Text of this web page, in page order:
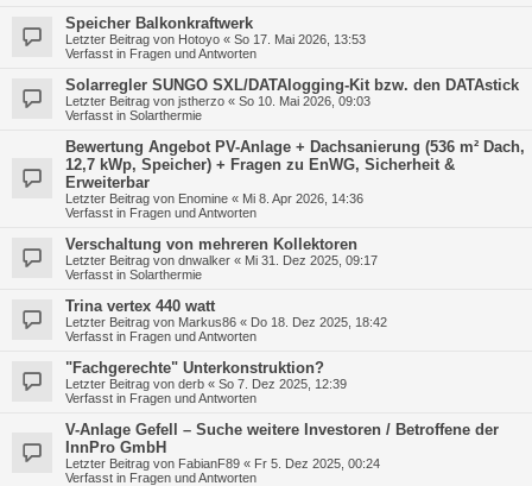
Speicher Balkonkraftwerk
Letzter Beitrag von Hotoyo « So 17. Mai 2026, 13:53
Verfasst in Fragen und Antworten
Solarregler SUNGO SXL/DATAlogging-Kit bzw. den DATAstick
Letzter Beitrag von jstherzo « So 10. Mai 2026, 09:03
Verfasst in Solarthermie
Bewertung Angebot PV-Anlage + Dachsanierung (536 m² Dach,
12,7 kWp, Speicher) + Fragen zu EnWG, Sicherheit &
Erweiterbar
Letzter Beitrag von Enomine « Mi 8. Apr 2026, 14:36
Verfasst in Fragen und Antworten
Verschaltung von mehreren Kollektoren
Letzter Beitrag von dnwalker « Mi 31. Dez 2025, 09:17
Verfasst in Solarthermie
Trina vertex 440 watt
Letzter Beitrag von Markus86 « Do 18. Dez 2025, 18:42
Verfasst in Fragen und Antworten
"Fachgerechte" Unterkonstruktion?
Letzter Beitrag von derb « So 7. Dez 2025, 12:39
Verfasst in Fragen und Antworten
V-Anlage Gefell – Suche weitere Investoren / Betroffene der
InnPro GmbH
Letzter Beitrag von FabianF89 « Fr 5. Dez 2025, 00:24
Verfasst in Fragen und Antworten